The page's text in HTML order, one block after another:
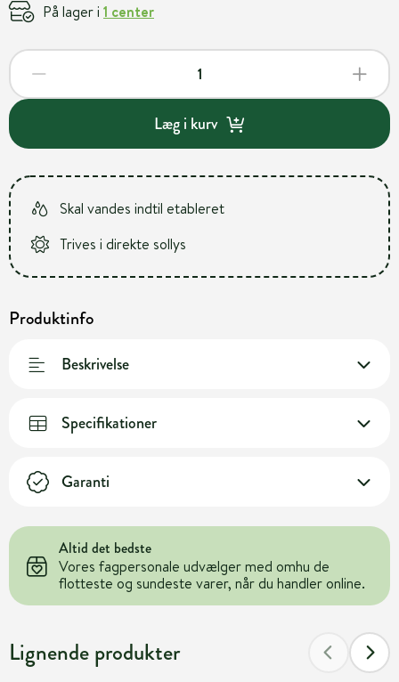
På lager i 1 center
Læg i kurv
Skal vandes indtil etableret
Trives i direkte sollys
Produktinfo
Beskrivelse
Specifikationer
Garanti
Altid det bedste
Vores fagpersonale udvælger med omhu de
flotteste og sundeste varer, når du handler online.
Lignende produkter